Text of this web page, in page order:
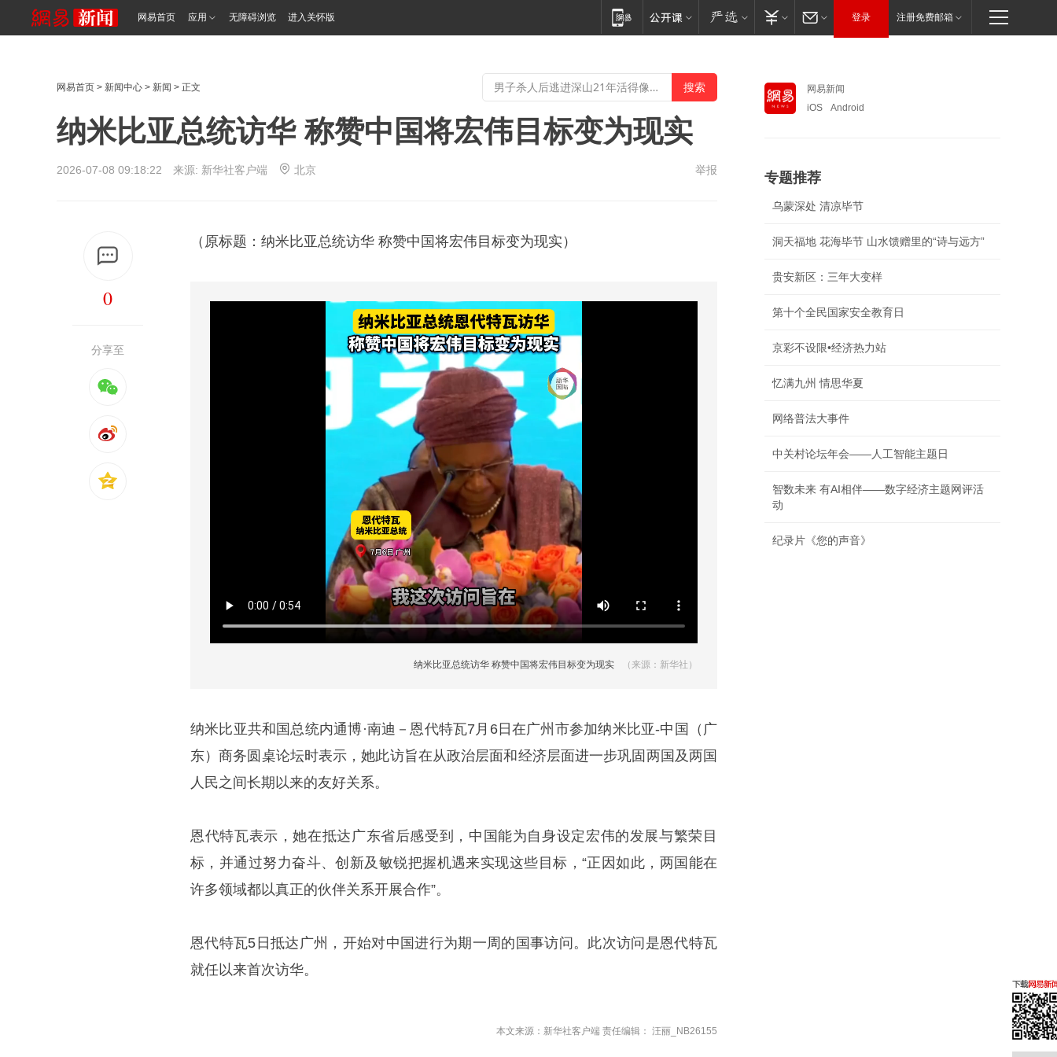
网易首页 应用 无障碍浏览 进入关怀版 登录 注册免费邮箱
网易首页 > 新闻中心 > 新闻 > 正文
纳米比亚总统访华 称赞中国将宏伟目标变为现实
2026-07-08 09:18:22 来源: 新华社客户端 北京 举报
0
分享至
（原标题：纳米比亚总统访华 称赞中国将宏伟目标变为现实）
纳米比亚总统访华 称赞中国将宏伟目标变为现实 （来源：新华社）
纳米比亚共和国总统内通博·南迪－恩代特瓦7月6日在广州市参加纳米比亚-中国（广
东）商务圆桌论坛时表示，她此访旨在从政治层面和经济层面进一步巩固两国及两国
人民之间长期以来的友好关系。
恩代特瓦表示，她在抵达广东省后感受到，中国能为自身设定宏伟的发展与繁荣目
标，并通过努力奋斗、创新及敏锐把握机遇来实现这些目标，“正因如此，两国能在
许多领域都以真正的伙伴关系开展合作”。
恩代特瓦5日抵达广州，开始对中国进行为期一周的国事访问。此次访问是恩代特瓦
就任以来首次访华。
本文来源：新华社客户端 责任编辑： 汪丽_NB26155
网易新闻
iOS
Android
专题推荐
乌蒙深处 清凉毕节
洞天福地 花海毕节 山水馈赠里的“诗与远方”
贵安新区：三年大变样
第十个全民国家安全教育日
京彩不设限•经济热力站
忆满九州 情思华夏
网络普法大事件
中关村论坛年会——人工智能主题日
智数未来 有AI相伴——数字经济主题网评活
动
纪录片《您的声音》